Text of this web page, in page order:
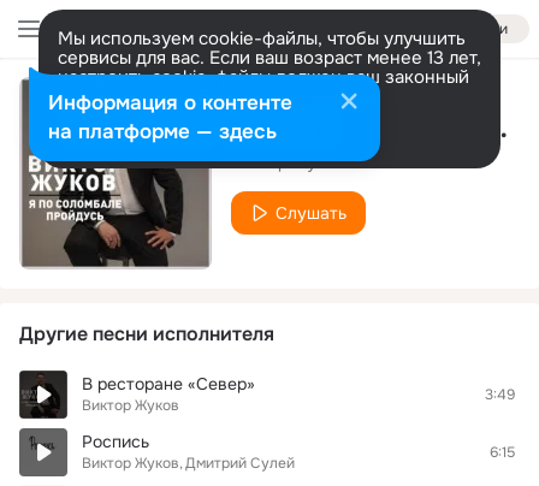
Войти
Мы используем cookie-файлы, чтобы улучшить
сервисы для вас. Если ваш возраст менее 13 лет,
настроить cookie-файлы должен ваш законный
представитель. Больше информации
Разрешить все Настроить В ресторане «Беломорский»
Виктор Жуков
Слушать
Другие песни исполнителя
В ресторане «Север»
Виктор Жуков
3:49
Роспись
Виктор Жуков Дмитрий Сулей
6:15
Информация о контенте
на платформе — здесь